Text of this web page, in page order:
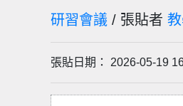
研習會議 / 張貼者
張貼日期： 2026-05-19